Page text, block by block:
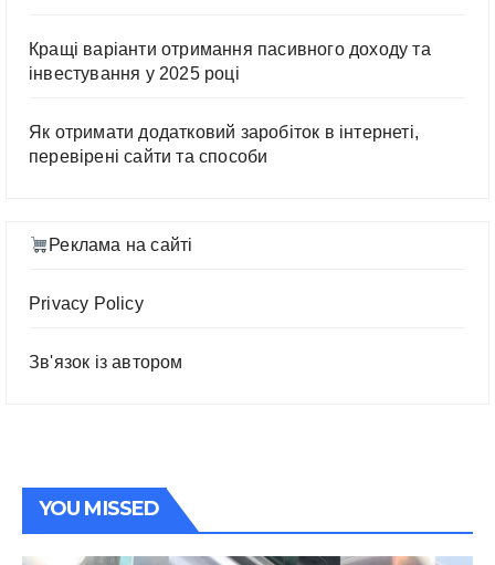
Кращі варіанти отримання пасивного доходу та
інвестування у 2025 році
Як отримати додатковий заробіток в інтернеті,
перевірені сайти та способи
Реклама на сайті
Privacy Policy
Зв'язок із автором
YOU MISSED